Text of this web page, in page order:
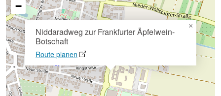
Niddaradweg zur Frankfurter Äpfelwein-
Botschaft
Route planen
×
−